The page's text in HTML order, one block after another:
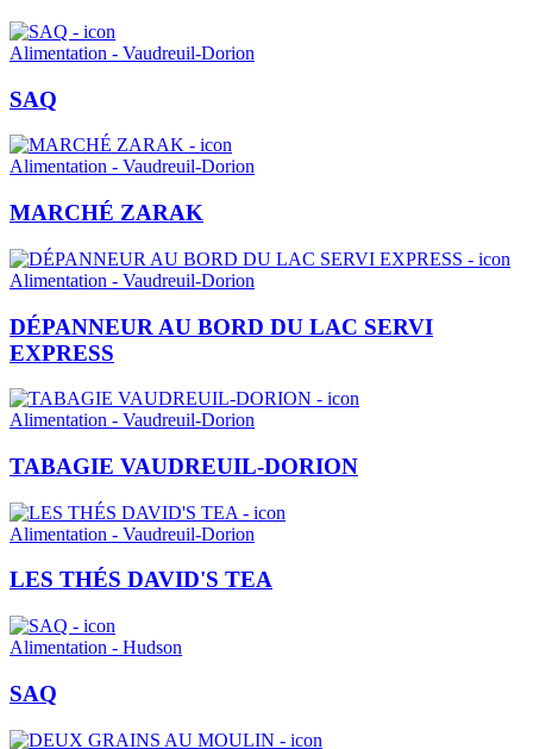
Alimentation - Vaudreuil-Dorion
SAQ
Alimentation - Vaudreuil-Dorion
MARCHÉ ZARAK
Alimentation - Vaudreuil-Dorion
DÉPANNEUR AU BORD DU LAC SERVI
EXPRESS
Alimentation - Vaudreuil-Dorion
TABAGIE VAUDREUIL-DORION
Alimentation - Vaudreuil-Dorion
LES THÉS DAVID'S TEA
Alimentation - Hudson
SAQ